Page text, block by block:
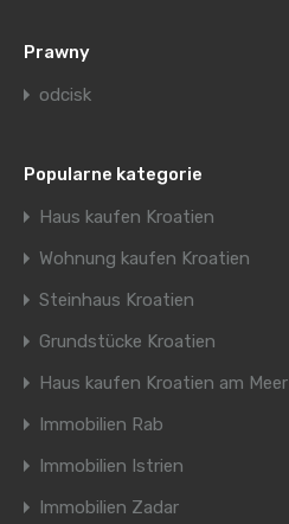
Prawny
odcisk
Popularne kategorie
Haus kaufen Kroatien
Wohnung kaufen Kroatien
Steinhaus Kroatien
Grundstücke Kroatien
Haus kaufen Kroatien am Meer
Immobilien Rab
Immobilien Istrien
Immobilien Zadar